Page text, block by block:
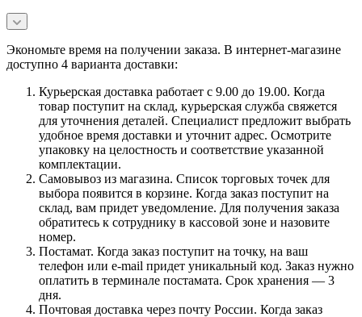
Экономьте время на получении заказа. В интернет-магазине
доступно 4 варианта доставки:
Курьерская доставка работает с 9.00 до 19.00. Когда
товар поступит на склад, курьерская служба свяжется
для уточнения деталей. Специалист предложит выбрать
удобное время доставки и уточнит адрес. Осмотрите
упаковку на целостность и соответствие указанной
комплектации.
Самовывоз из магазина. Список торговых точек для
выбора появится в корзине. Когда заказ поступит на
склад, вам придет уведомление. Для получения заказа
обратитесь к сотруднику в кассовой зоне и назовите
номер.
Постамат. Когда заказ поступит на точку, на ваш
телефон или e-mail придет уникальный код. Заказ нужно
оплатить в терминале постамата. Срок хранения — 3
дня.
Почтовая доставка через почту России. Когда заказ